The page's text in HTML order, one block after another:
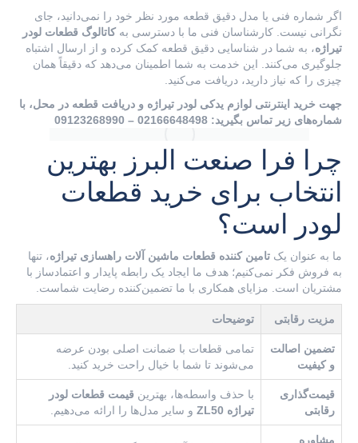
اگر شماره فنی یا مدل دقیق قطعه مورد نظر خود را نمی‌دانید، جای
نگرانی نیست. کارشناسان فنی ما با دسترسی بهکاتالوگ قطعات لودر
تیراژه، به شما در شناسایی دقیق قطعه کمک کرده و از ارسال اشتباه
جلوگیری می‌کنند. این خدمت به شما اطمینان می‌دهد که دقیقاً همان
چیزی را که نیاز دارید، دریافت می‌کنید.
جهت خرید اینترنتی لوازم یدکی لودر تیراژه و دریافت قطعه در محل، با
شماره‌های زیر تماس بگیرید: 02166648498 – 09123268990
چرا فرا صنعت البرز بهترین
انتخاب برای خرید قطعات
لودر است؟
ما به عنوان یک تامین کننده قطعات ماشین آلات راهسازی تیراژه، تنها
به فروش فکر نمی‌کنیم؛ هدف ما ایجاد یک رابطه پایدار و اعتمادساز با
مشتریان است. مزایای همکاری با ما تضمین‌کننده رضایت شماست.
مزیت رقابتی توضیحات
تضمین اصالت
و کیفیت
تمامی قطعات با ضمانت اصلی بودن عرضه
می‌شوند تا شما با خیال راحت خرید کنید.
قیمت‌گذاری
رقابتی
با حذف واسطه‌ها، بهترین قیمت قطعات لودر
تیراژه ZL50
و سایر مدل‌ها را ارائه می‌دهیم.
مشاوره